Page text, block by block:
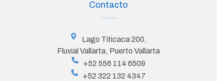
Contacto
Lago Titicaca 200,
Fluvial Vallarta, Puerto Vallarta
+52 556 114 6509
+52 322 132 4347